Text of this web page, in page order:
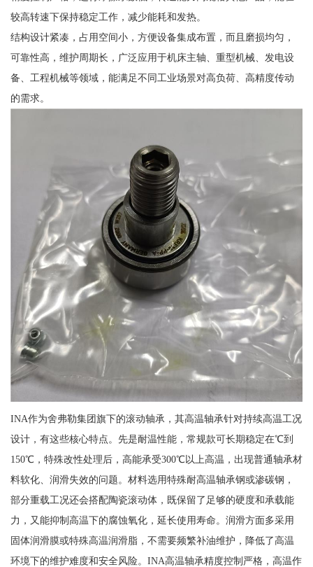
较高转速下保持稳定工作，减少能耗和发热。
结构设计紧凑，占用空间小，方便设备集成布置，而且磨损均匀，
可靠性高，维护周期长，广泛应用于机床主轴、重型机械、发电设
备、工程机械等领域，能满足不同工业场景对高负荷、高精度传动
的需求。
INA作为舍弗勒集团旗下的滚动轴承，其高温轴承针对持续高温工况
设计，有这些核心特点。先是耐温性能，常规款可长期稳定在℃到
150℃，特殊改性处理后，高能承受300℃以上高温，出现普通轴承材
料软化、润滑失效的问题。材料选用特殊耐高温轴承钢或渗碳钢，
部分重载工况还会搭配陶瓷滚动体，既保留了足够的硬度和承载能
力，又能抑制高温下的腐蚀氧化，延长使用寿命。润滑方面多采用
固体润滑膜或特殊高温润滑脂，不需要频繁补油维护，降低了高温
环境下的维护难度和安全风险。INA高温轴承精度控制严格，高温作